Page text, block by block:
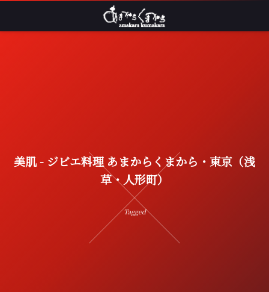
美肌 - ジビエ料理 あまからくまから・東京（浅
草・人形町）
Tagged